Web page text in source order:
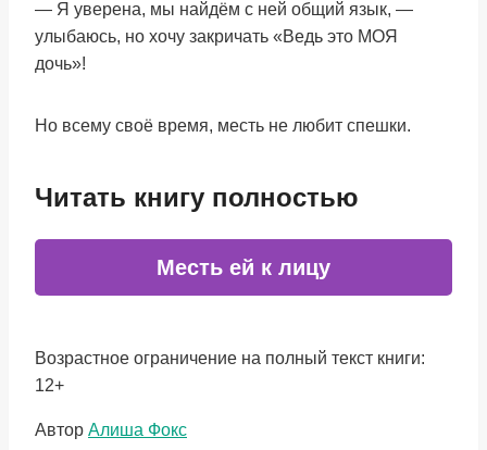
— Я уверена, мы найдём с ней общий язык, —
улыбаюсь, но хочу закричать «Ведь это МОЯ
дочь»!
Но всему своё время, месть не любит спешки.
Читать книгу полностью
Месть ей к лицу
Возрастное ограничение на полный текст книги:
12+
Метки
Автор Алиша Фокс